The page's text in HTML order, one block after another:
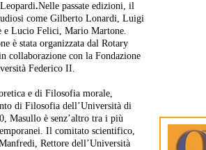
.Nelle passate edizioni, il
come Gilberto Lonardi, Luigi
e Lucio Felici, Mario Martone.
è stata organizzata dal Rotary
collaborazione con la Fondazione
Federico II.
e di Filosofia morale,
di Filosofia dell’Università di
Masullo è senz’altro tra i più
Il comitato scientifico,
Rettore dell’Università